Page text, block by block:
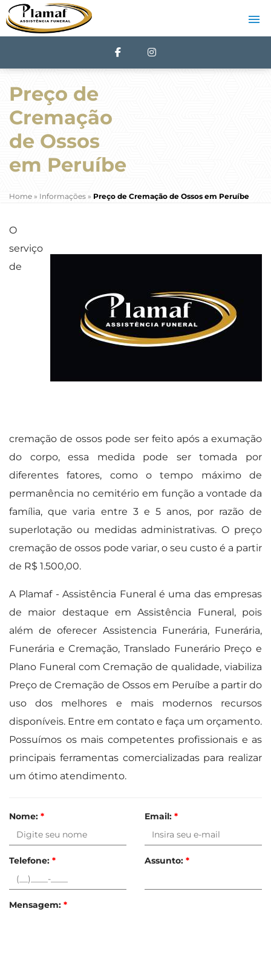
Preço de
Cremação
de Ossos
em Peruíbe
Home » Informações » Preço de Cremação de Ossos em Peruíbe
O
serviço
de
cremação de ossos pode ser feito após a exumação
do corpo, essa medida pode ser tomada por
diferentes fatores, como o tempo máximo de
permanência no cemitério em função a vontade da
família, que varia entre 3 e 5 anos, por razão de
superlotação ou medidas administrativas. O preço
cremação de ossos pode variar, o seu custo é a partir
de R$ 1.500,00.
A Plamaf - Assistência Funeral é uma das empresas
de maior destaque em Assistência Funeral, pois
além de oferecer Assistencia Funerária, Funerária,
Funerária e Cremação, Translado Funerário Preço e
Plano Funeral com Cremação de qualidade, viabiliza
Preço de Cremação de Ossos em Peruíbe a partir do
uso dos melhores e mais modernos recursos
disponíveis. Entre em contato e faça um orçamento.
Possuímos os mais competentes profissionais e as
principais ferramentas comercializadas para realizar
um ótimo atendimento.
Nome: * Email: *
Telefone: * Assunto: *
Mensagem: *